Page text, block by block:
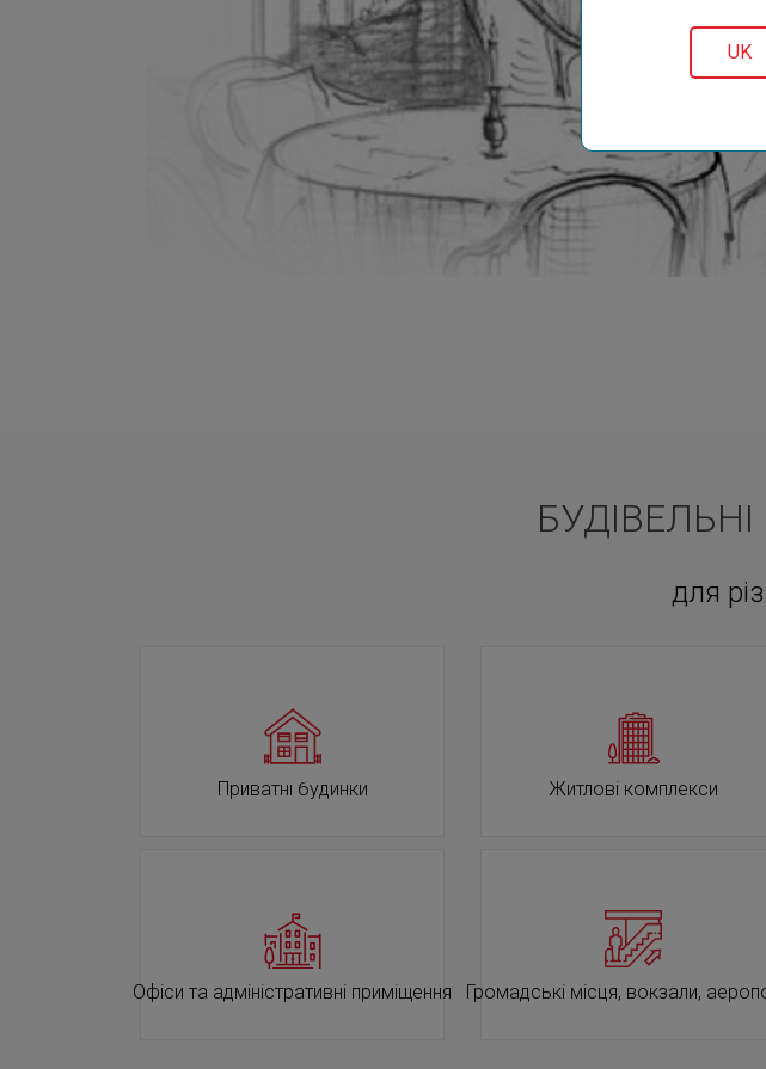
UK
для
Приватні будинки Житлові комплекси
Офіси та адміністративні приміщення Громадські місця, вокзали,